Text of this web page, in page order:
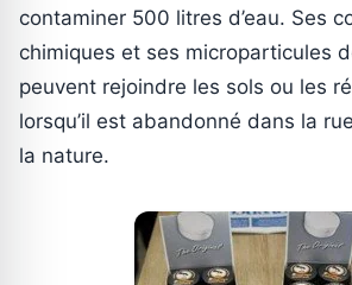
contaminer 500 litres d’eau. Ses
chimiques et ses microparticules
peuvent rejoindre les sols ou les
lorsqu’il est abandonné dans la
la nature.